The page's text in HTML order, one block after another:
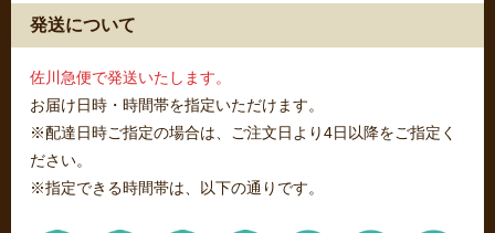
発送について
佐川急便で発送いたします。
お届け日時・時間帯を指定いただけます。
※配達日時ご指定の場合は、ご注文日より4日以降をご指定く
ださい。
※指定できる時間帯は、以下の通りです。